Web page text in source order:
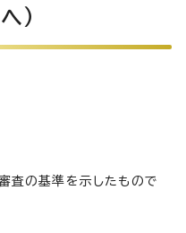
）
査の基準を示したもので